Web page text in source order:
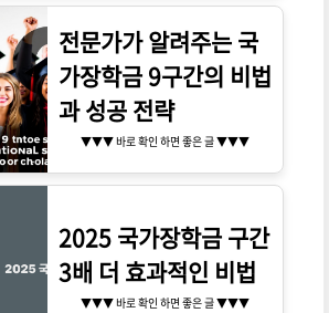
전문가가 알려주는 국
가장학금 9구간의 비법
과 성공 전략
▼▼▼ 바로 확인 하면 좋은 글 ▼▼▼
2025 국가장학금 구간
3배 더 효과적인 비법
▼▼▼ 바로 확인 하면 좋은 글 ▼▼▼